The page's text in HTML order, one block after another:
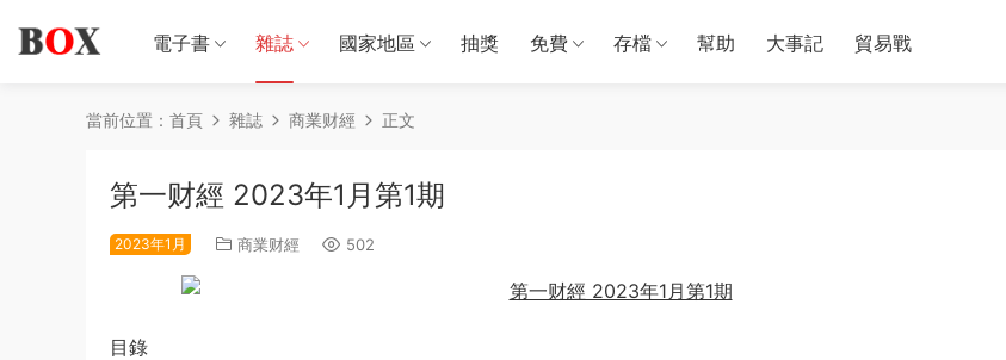
電子書 雜誌 國家地區 抽獎 免費 存檔 幫助 大事記 貿易戰
當前位置： 首頁 雜誌 商業财經 正文
第一财經 2023年1月第1期
2023年1月 商業财經 502
目錄